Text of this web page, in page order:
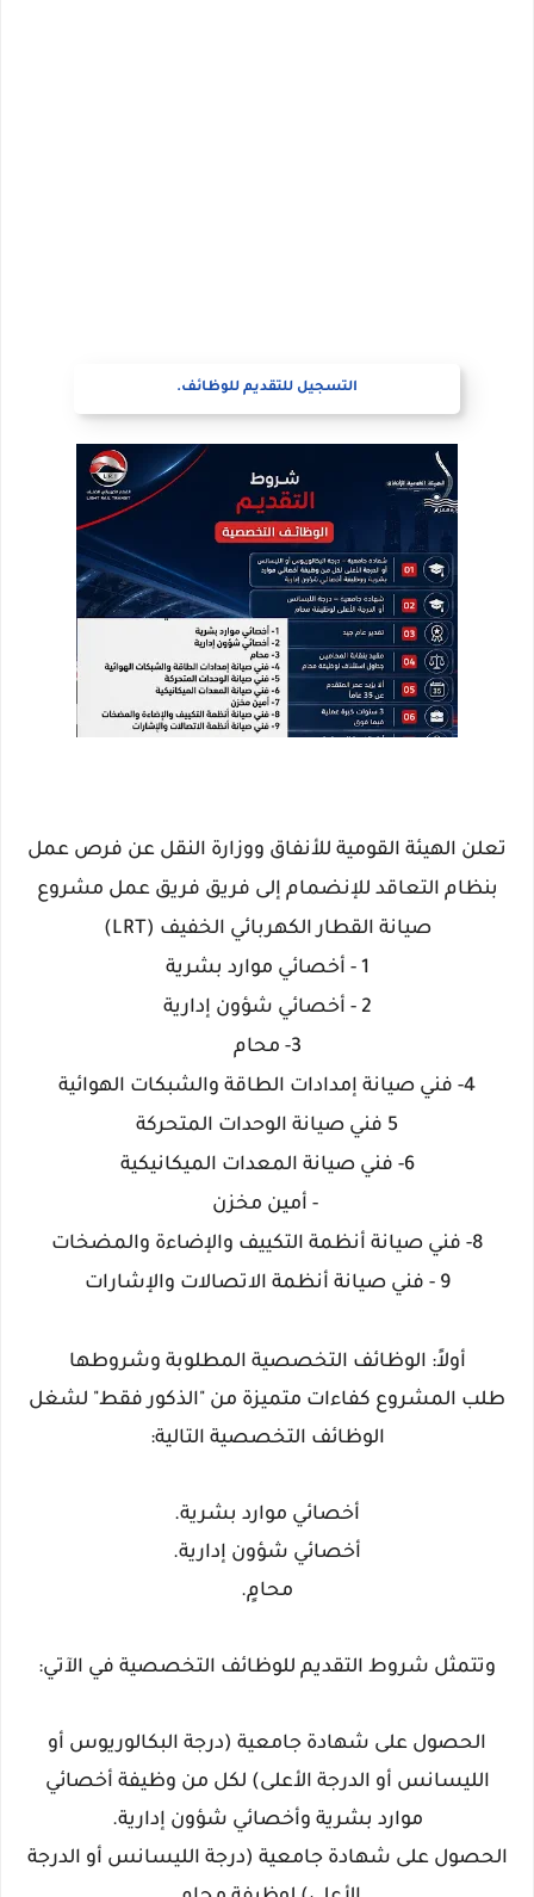
التسجيل للتقديم للوظائف.
تعلن الهيئة القومية للأنفاق ووزارة النقل عن فرص عمل
بنظام التعاقد للإنضمام إلى فريق فريق عمل مشروع
صيانة القطار الكهربائي الخفيف (LRT)
1 - أخصائي موارد بشرية
2 - أخصائي شؤون إدارية
3- محام
4- فني صيانة إمدادات الطاقة والشبكات الهوائية
5 فني صيانة الوحدات المتحركة
6- فني صيانة المعدات الميكانيكية
- أمين مخزن
8- فني صيانة أنظمة التكييف والإضاءة والمضخات
9 - فني صيانة أنظمة الاتصالات والإشارات
​أولاً: الوظائف التخصصية المطلوبة وشروطها
​طلب المشروع كفاءات متميزة من "الذكور فقط" لشغل
الوظائف التخصصية التالية:
​أخصائي موارد بشرية.
​أخصائي شؤون إدارية.
​محامٍ.
​وتتمثل شروط التقديم للوظائف التخصصية في الآتي:
​الحصول على شهادة جامعية (درجة البكالوريوس أو
الليسانس أو الدرجة الأعلى) لكل من وظيفة أخصائي
موارد بشرية وأخصائي شؤون إدارية.
​الحصول على شهادة جامعية (درجة الليسانس أو الدرجة